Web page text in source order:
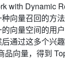
with Dynamic
向量召回的方
向量空间的用
通过这多个兴
品向量，得到